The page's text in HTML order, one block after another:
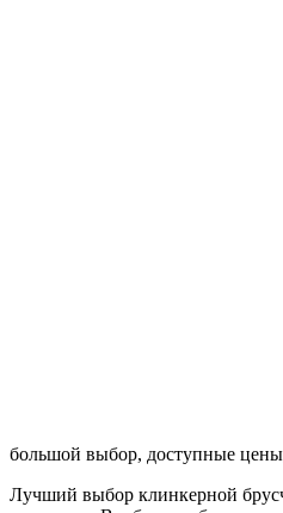
большой выбор, доступные
Лучший выбор клинкерной